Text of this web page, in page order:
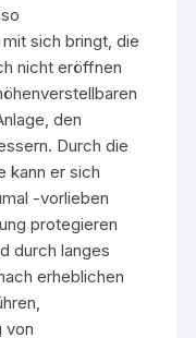
sich bringt, die
nicht eröffnen
den
Durch die
kann er sich
-vorlieben
protegieren
durch langes
erheblichen
von